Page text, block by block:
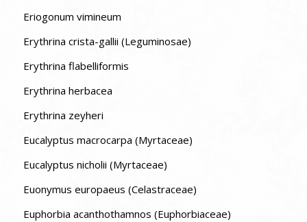
Eriogonum vimineum
Erythrina crista-gallii (Leguminosae)
Erythrina flabelliformis
Erythrina herbacea
Erythrina zeyheri
Eucalyptus macrocarpa (Myrtaceae)
Eucalyptus nicholii (Myrtaceae)
Euonymus europaeus (Celastraceae)
Euphorbia acanthothamnos (Euphorbiaceae)